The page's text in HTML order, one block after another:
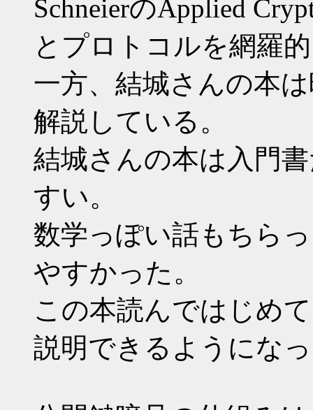
SchneierのApplied
とプロトコルを網羅
一方、結城さんの本
解説している。
結城さんの本は入門
すい。
数学っぽい話もちら
やすかった。
この本読んではじめ
説明できるようにな